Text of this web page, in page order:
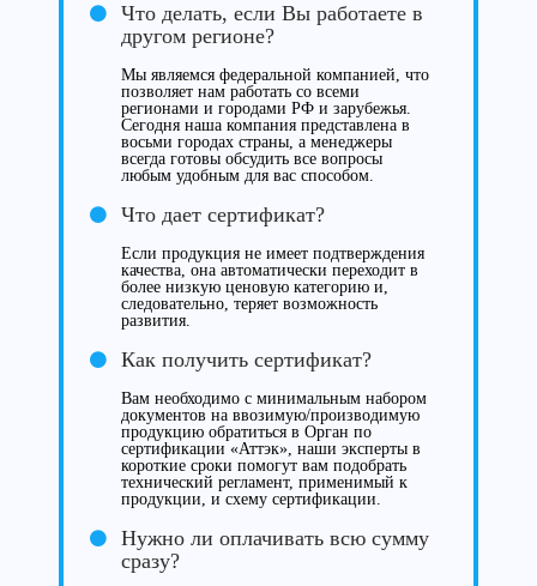
Что делать, если Вы работаете в
другом регионе?
Мы являемся федеральной компанией, что
позволяет нам работать со всеми
регионами и городами РФ и зарубежья.
Сегодня наша компания представлена в
восьми городах страны, а менеджеры
всегда готовы обсудить все вопросы
любым удобным для вас способом.
Что дает сертификат?
Если продукция не имеет подтверждения
качества, она автоматически переходит в
более низкую ценовую категорию и,
следовательно, теряет возможность
развития.
Как получить сертификат?
Вам необходимо с минимальным набором
документов на ввозимую/производимую
продукцию обратиться в Орган по
сертификации «Аттэк», наши эксперты в
короткие сроки помогут вам подобрать
технический регламент, применимый к
продукции, и схему сертификации.
Нужно ли оплачивать всю сумму
сразу?